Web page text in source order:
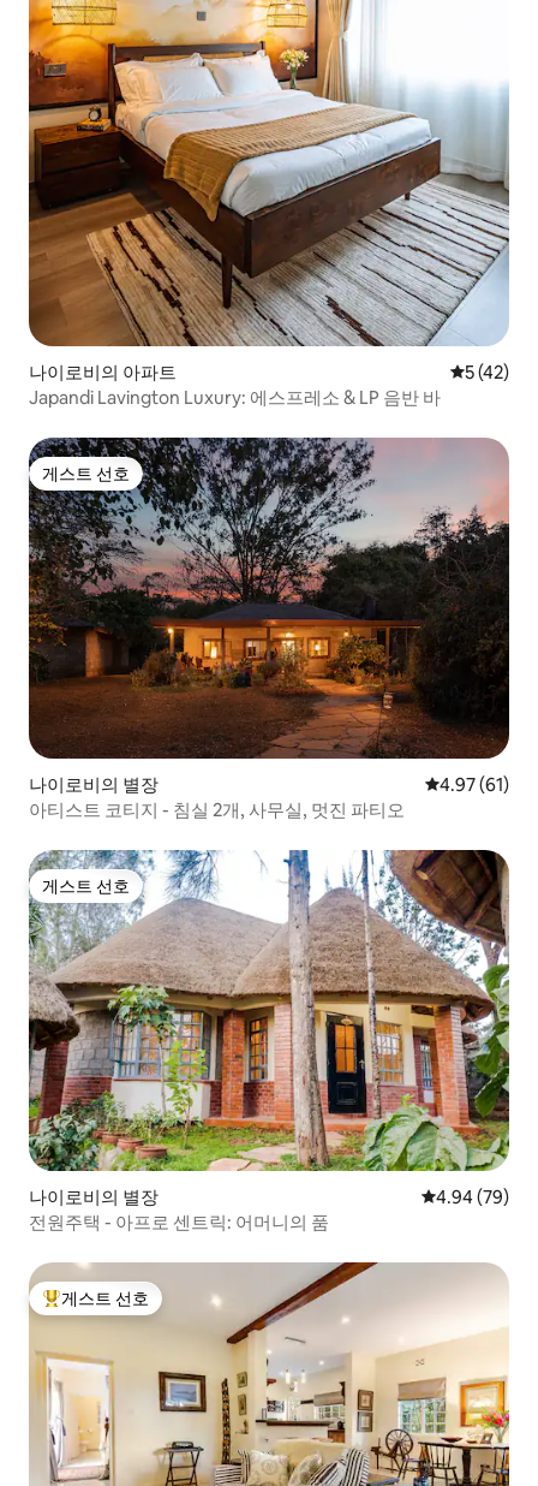
나이로비의 아파트 평점 5점
5 (42)
Japandi Lavington Luxury: 에스프레소 & LP 음반 바
게스트 선호
게스트 선호
나이로비의 별장 평점 4.97점
4.97 (61)
아티스트 코티지 - 침실 2개, 사무실, 멋진 파티오
게스트 선호
게스트 선호
나이로비의 별장 평점 4.94점(5
4.94 (79)
전원주택 - 아프로 센트릭: 어머니의 품
상위 게스트 선호
게스트 선호